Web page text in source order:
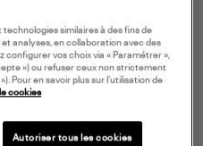
similaires à des fins de
analyses, en collaboration avec des
configurer vos choix via « Paramétrer »,
») ou refuser ceux non strictement
Pour en savoir plus sur l’utilisation de
cookies
Autoriser tous les cookies